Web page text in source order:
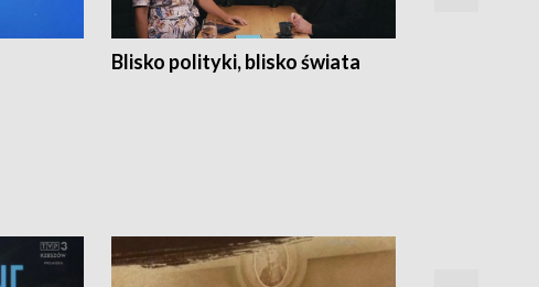
Blisko polityki, blisko świata